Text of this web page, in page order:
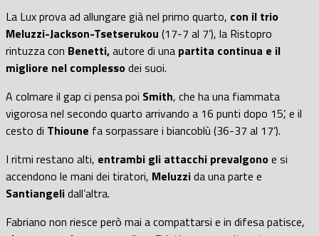
La Lux prova ad allungare già nel primo quarto, con il trio
Meluzzi-Jackson-Tsetserukou (17-7 al 7’), la Ristopro
rintuzza con Benetti,autore di una partita continua e il
migliore nel complessodei suoi.
A colmare il gap ci pensa poi Smith, che ha una fiammata
vigorosa nel secondo quarto arrivando a 16 punti dopo 15’, e il
cesto di Thioune fa sorpassare i biancoblù (36-37 al 17’).
I ritmi restano alti, entrambi gli attacchi prevalgonoe si
accendono le mani dei tiratori, Meluzzida una parte e
Santiangelidall’altra.
Fabriano non riesce però mai a compattarsi e in difesa patisce,